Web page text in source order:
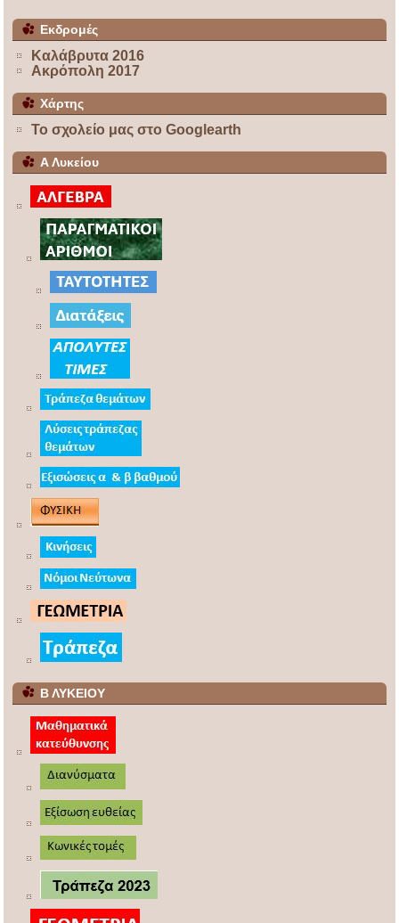
Εκδρομές
Καλάβρυτα 2016
Ακρόπολη 2017
Χάρτης
Το σχολείο μας στο Googlearth
Α Λυκείου
Β ΛΥΚΕΙΟΥ